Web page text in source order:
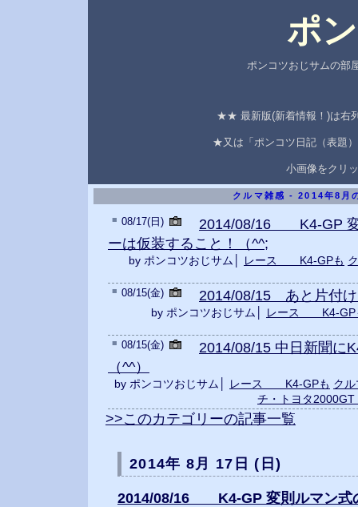
ポ
ポンコツおじサムの部
★★ 最新版(新着情報！)は右
★又は「ポンコツ日記（表題
小画像をクリ
クルマ雑感 - 2014年8月
■ 08/17(日)
2014/08/16 K4-GP 変
ーは仮装すること！（^^;
by ポンコツおじサム│ レース K4-GPも
■ 08/15(金) 2014/08/15 あと片付
by ポンコツおじサム│ レース K4-GP
■ 08/15(金)
2014/08/15 中日新聞に
（^^）
by ポンコツおじサム│ レース K4-GPも ク
チ・トヨタ
>>このカテゴリーの記事一覧
2014年 8月 17日 (日)
2014/08/16 K4-GP 変則ルマン式